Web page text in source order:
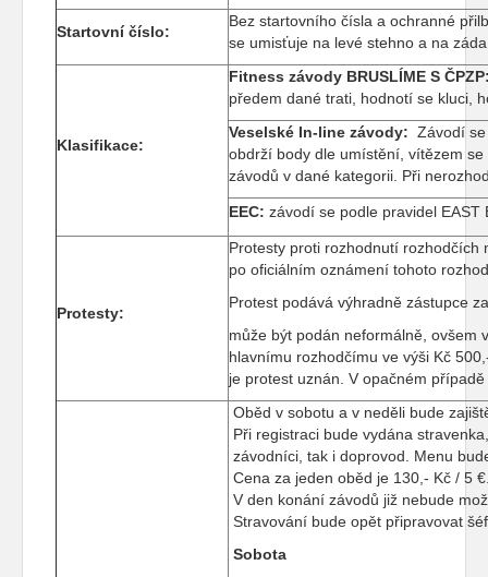
Startovní číslo:
Bez startovního čísla a ochranné
se umisťuje na levé stehno a na
Klasifikace:
Fitness závody BRUSLÍME S
předem dané trati, hodnotí se kluci,
Veselské In-line závody: Závodí
obdrží body dle umístění, vítězem
závodů v dané kategorii. Při
EEC: závodí se podle pravidel EAST
Protesty:
Protesty proti rozhodnutí rozhodčích
po oficiálním oznámení tohoto
Protest podává výhradně zástupce
může být podán neformálně, ovšem
hlavnímu rozhodčímu ve výši Kč
je protest uznán. V opačném
Oběd v sobotu a v neděli bude
Při registraci bude vydána
závodníci, tak i doprovod. Menu
Cena za jeden oběd je 130,- Kč / 5
V den konání závodů již nebude
Stravování bude opět připravovat
Sobota